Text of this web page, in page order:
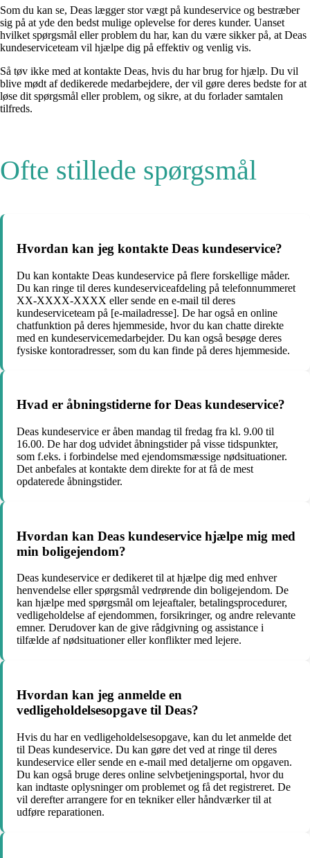
Som du kan se, Deas lægger stor vægt på kundeservice og bestræber
sig på at yde den bedst mulige oplevelse for deres kunder. Uanset
hvilket spørgsmål eller problem du har, kan du være sikker på, at Deas
kundeserviceteam vil hjælpe dig på effektiv og venlig vis.
Så tøv ikke med at kontakte Deas, hvis du har brug for hjælp. Du vil
blive mødt af dedikerede medarbejdere, der vil gøre deres bedste for at
løse dit spørgsmål eller problem, og sikre, at du forlader samtalen
tilfreds.
Ofte stillede spørgsmål
Hvordan kan jeg kontakte Deas kundeservice?
Du kan kontakte Deas kundeservice på flere forskellige måder.
Du kan ringe til deres kundeserviceafdeling på telefonnummeret
XX-XXXX-XXXX eller sende en e-mail til deres
kundeserviceteam på [e-mailadresse]. De har også en online
chatfunktion på deres hjemmeside, hvor du kan chatte direkte
med en kundeservicemedarbejder. Du kan også besøge deres
fysiske kontoradresser, som du kan finde på deres hjemmeside.
Hvad er åbningstiderne for Deas kundeservice?
Deas kundeservice er åben mandag til fredag ​​fra kl. 9.00 til
16.00. De har dog udvidet åbningstider på visse tidspunkter,
som f.eks. i forbindelse med ejendomsmæssige nødsituationer.
Det anbefales at kontakte dem direkte for at få de mest
opdaterede åbningstider.
Hvordan kan Deas kundeservice hjælpe mig med
min boligejendom?
Deas kundeservice er dedikeret til at hjælpe dig med enhver
henvendelse eller spørgsmål vedrørende din boligejendom. De
kan hjælpe med spørgsmål om lejeaftaler, betalingsprocedurer,
vedligeholdelse af ejendommen, forsikringer, og andre relevante
emner. Derudover kan de give rådgivning og assistance i
tilfælde af nødsituationer eller konflikter med lejere.
Hvordan kan jeg anmelde en
vedligeholdelsesopgave til Deas?
Hvis du har en vedligeholdelsesopgave, kan du let anmelde det
til Deas kundeservice. Du kan gøre det ved at ringe til deres
kundeservice eller sende en e-mail med detaljerne om opgaven.
Du kan også bruge deres online selvbetjeningsportal, hvor du
kan indtaste oplysninger om problemet og få det registreret. De
vil derefter arrangere for en tekniker eller håndværker til at
udføre reparationen.